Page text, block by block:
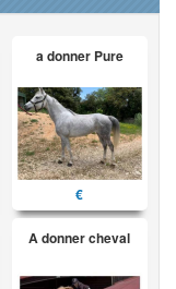
a donner Pure
€
A donner cheval